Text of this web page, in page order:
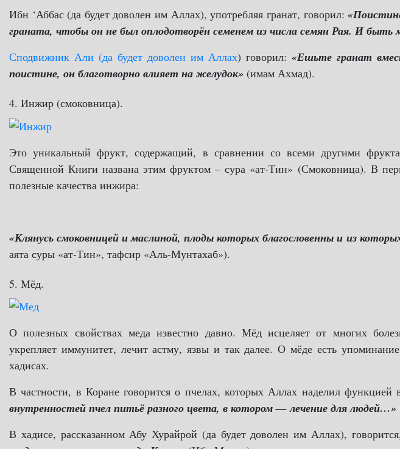
Ибн ‘Аббас (да будет доволен им Аллах), употребляя гранат, говорил:
граната, чтобы он не был оплодотворён семенем из числа семян Рая. И
Сподвижник Али (да будет доволен им Аллах) говорил: «Ешьте гранат
поистине, он благотворно влияет на желудок» (имам Ахмад).
4. Инжир (смоковница).
Это уникальный фрукт, содержащий, в сравнении со всеми другими
Священной Книги названа этим фруктом – сура «ат-Тин» (Смоковница). В
полезные качества инжира:
«Клянусь смоковницей и маслиной, плоды которых благословенны и из
аята суры «ат-Тин», тафсир «Аль-Мунтахаб»).
5. Мёд.
О полезных свойствах меда известно давно. Мёд исцеляет от многих
укрепляет иммунитет, лечит астму, язвы и так далее. О мёде есть
хадисах.
В частности, в Коране говорится о пчелах, которых Аллах наделил функцией
внутренностей пчел питьё разного цвета, в котором — лечение для людей…»
В хадисе, рассказанном Абу Хурайрой (да будет доволен им Аллах),